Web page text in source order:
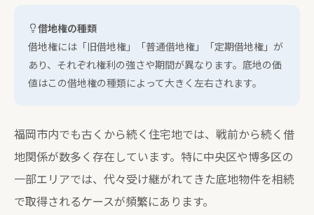
借地権の種類
借地権には「旧借地権」「普通借地権」「定期借地権」が
あり、それぞれ権利の強さや期間が異なります。底地の価
値はこの借地権の種類によって大きく左右されます。
福岡市内でも古くから続く住宅地では、戦前から続く借
地関係が数多く存在しています。特に中央区や博多区の
一部エリアでは、代々受け継がれてきた底地物件を相続
で取得されるケースが頻繁にあります。